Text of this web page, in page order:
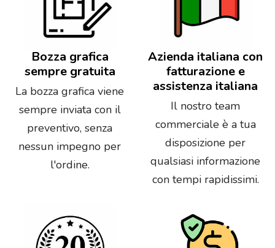
Bozza grafica
sempre gratuita
La bozza grafica viene
sempre inviata con il
preventivo, senza
nessun impegno per
l'ordine.
Azienda italiana con
fatturazione e
assistenza italiana
Il nostro team
commerciale è a tua
disposizione per
qualsiasi informazione
con tempi rapidissimi.